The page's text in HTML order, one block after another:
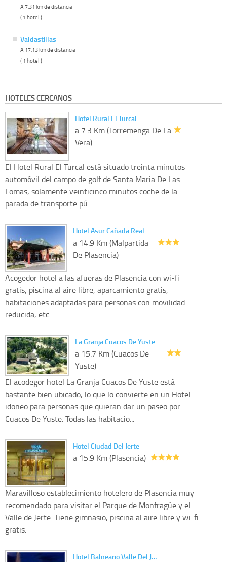
A 7.31 km de distancia
( 1 hotel )
Valdastillas
A 17.13 km de distancia
( 1 hotel )
HOTELES CERCANOS
Hotel Rural El Turcal
a 7.3 Km (Torremenga De La
Vera)
El Hotel Rural El Turcal está situado treinta minutos
automóvil del campo de golf de Santa Maria De Las
Lomas, solamente veinticinco minutos coche de la
parada de transporte pú...
Hotel Asur Cañada Real
a 14.9 Km (Malpartida
De Plasencia)
Acogedor hotel a las afueras de Plasencia con wi-fi
gratis, piscina al aire libre, aparcamiento gratis,
habitaciones adaptadas para personas con movilidad
reducida, etc.
La Granja Cuacos De Yuste
a 15.7 Km (Cuacos De
Yuste)
El acodegor hotel La Granja Cuacos De Yuste está
bastante bien ubicado, lo que lo convierte en un Hotel
idoneo para personas que quieran dar un paseo por
Cuacos De Yuste. Todas las habitacio...
Hotel Ciudad Del Jerte
a 15.9 Km (Plasencia)
Maravilloso establecimiento hotelero de Plasencia muy
recomendado para visitar el Parque de Monfragüe y el
Valle de Jerte. Tiene gimnasio, piscina al aire libre y wi-fi
gratis.
Hotel Balneario Valle Del J…